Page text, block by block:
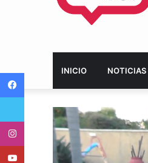
INICIO NOTICIAS
Instagram